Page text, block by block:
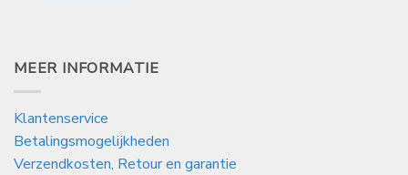
MEER INFORMATIE
Klantenservice
Betalingsmogelijkheden
Verzendkosten, Retour en garantie